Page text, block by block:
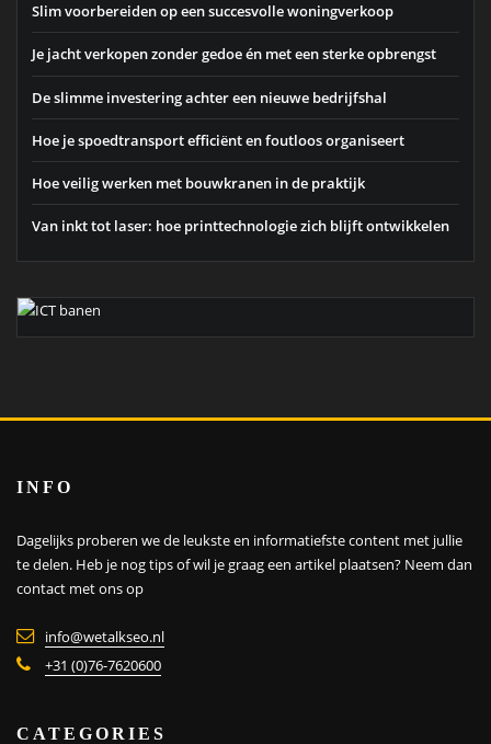
Slim voorbereiden op een succesvolle woningverkoop
Je jacht verkopen zonder gedoe én met een sterke opbrengst
De slimme investering achter een nieuwe bedrijfshal
Hoe je spoedtransport efficiënt en foutloos organiseert
Hoe veilig werken met bouwkranen in de praktijk
Van inkt tot laser: hoe printtechnologie zich blijft ontwikkelen
INFO
Dagelijks proberen we de leukste en informatiefste content met jullie
te delen. Heb je nog tips of wil je graag een artikel plaatsen? Neem dan
contact met ons op
info@wetalkseo.nl
+31 (0)76-7620600
CATEGORIES